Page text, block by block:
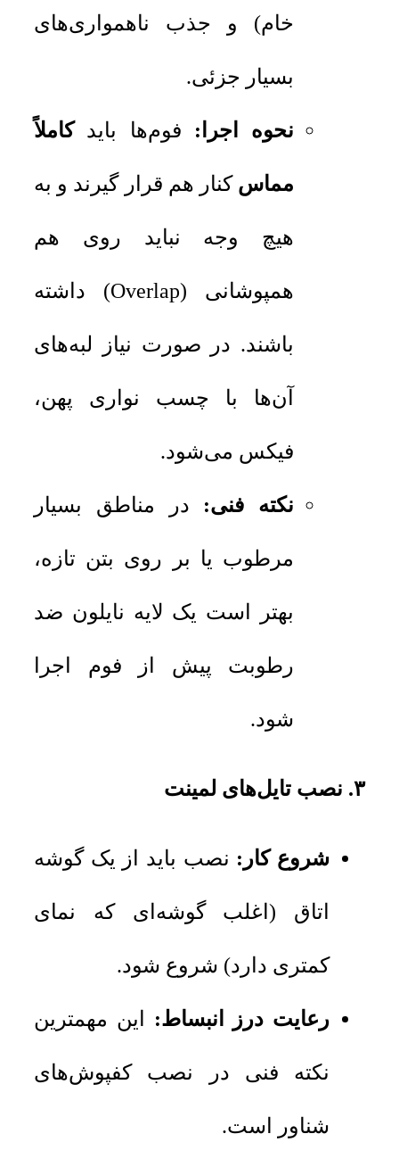
خام) و جذب ناهمواری‌های
بسیار جزئی.
نحوه اجرا: فوم‌ها بایدکاملاً
مماس کنار هم قرار گیرند و به
هیچ وجه نباید روی هم
همپوشانی (Overlap) داشته
باشند. در صورت نیاز لبه‌های
آن‌ها با چسب نواری پهن،
فیکس می‌شود.
نکته فنی: در مناطق بسیار
مرطوب یا بر روی بتن تازه،
بهتر است یک لایه نایلون ضد
رطوبت پیش از فوم اجرا
شود.
۳. نصب تایل‌های لمینت
شروع کار: نصب باید از یک گوشه
اتاق (اغلب گوشه‌ای که نمای
کمتری دارد) شروع شود.
رعایت درز انبساط: این مهمترین
نکته فنی در نصب کفپوش‌های
شناور است.